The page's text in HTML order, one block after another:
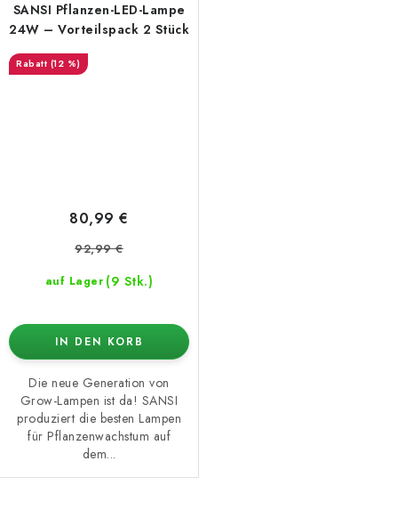
SANSI Pflanzen-LED-Lampe
24W – Vorteilspack 2 Stück
(12 %)
auf Lager (9 Stk.)
80,99 €
92,99 €
IN DEN KORB
Die neue Generation von
Grow-Lampen ist da! SANSI
produziert die besten Lampen
für Pflanzenwachstum auf
dem...